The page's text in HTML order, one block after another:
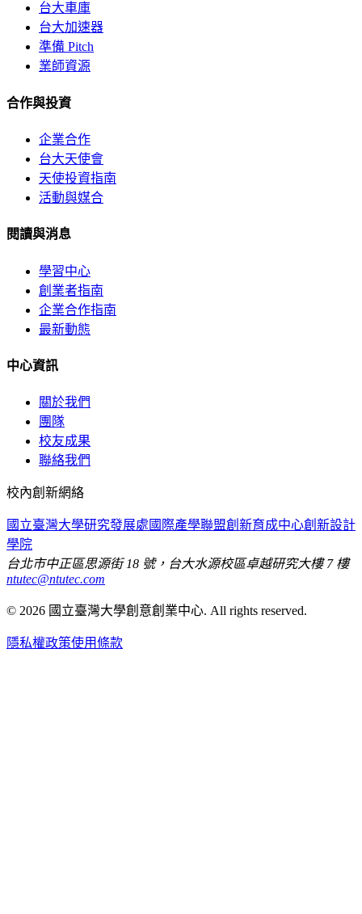
台大車庫
台大加速器
準備 Pitch
業師資源
合作與投資
企業合作
台大天使會
天使投資指南
活動與媒合
閱讀與消息
學習中心
創業者指南
企業合作指南
最新動態
中心資訊
關於我們
團隊
校友成果
聯絡我們
校內創新網絡
國立臺灣大學研究發展處 國際產學聯盟創新育成中心創新設計
學院
台北市中正區思源街 18 號，台大水源校區卓越研究大樓 7 樓
ntutec@ntutec.com
© 2026 國立臺灣大學創意創業中心. All rights reserved.
隱私權政策使用條款